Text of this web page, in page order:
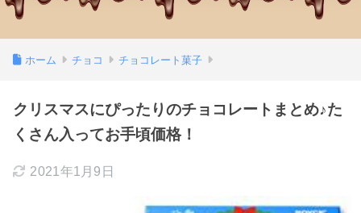
ホーム チョコ チョコレート菓子
クリスマスにぴったりのチョコレートまとめ♪た
くさん入ってお手頃価格！
2021年1月9日